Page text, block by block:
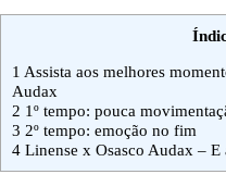
1 Assista aos melhores
Audax
2 1º tempo: pouca
3 2º tempo: emoção no fim
4 Linense x Osasco Audax – E